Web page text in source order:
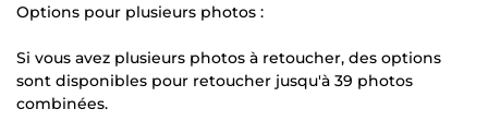
Options pour plusieurs photos :
Si vous avez plusieurs photos à retoucher, des options
sont disponibles pour retoucher jusqu'à 39 photos
combinées.